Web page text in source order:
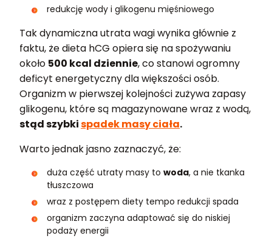
redukcję wody i glikogenu mięśniowego
Tak dynamiczna utrata wagi wynika głównie z
faktu, że dieta hCG opiera się na spożywaniu
około 500 kcal dziennie, co stanowi ogromny
deficyt energetyczny dla większości osób.
Organizm w pierwszej kolejności zużywa zapasy
glikogenu, które są magazynowane wraz z wodą,
stąd szybkispadek masy ciała.
Warto jednak jasno zaznaczyć, że:
duża część utraty masy to woda, a nie tkanka
tłuszczowa
wraz z postępem diety tempo redukcji spada
organizm zaczyna adaptować się do niskiej
podaży energii